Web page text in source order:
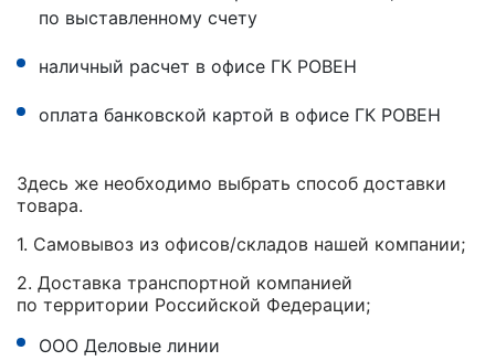
по выставленному счету
наличный расчет в офисе ГК РОВЕН
оплата банковской картой в офисе ГК РОВЕН
Здесь же необходимо выбрать способ доставки
товара.
1. Самовывоз из офисов/складов нашей компании;
2. Доставка транспортной компанией
по территории Российской Федерации;
ООО Деловые линии